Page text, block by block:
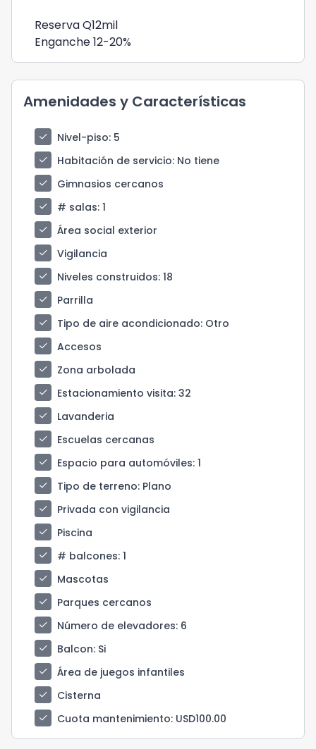
Reserva Q12mil
Enganche 12-20%
Amenidades y Características
check Nivel-piso: 5
check
Habitación de servicio: No tiene
check
Gimnasios cercanos
check
# salas: 1
check
Área social exterior
check
Vigilancia
check
Niveles construidos: 18
check
Parrilla
check
Tipo de aire acondicionado: Otro
check
Accesos
check
Zona arbolada
check
Estacionamiento visita: 32
check
Lavanderia
check
Escuelas cercanas
check
Espacio para automóviles: 1
check
Tipo de terreno: Plano
check
Privada con vigilancia
check
Piscina
check
# balcones: 1
check
Mascotas
check
Parques cercanos
check
Número de elevadores: 6
check
Balcon: Si
check
Área de juegos infantiles
check
Cisterna
check
Cuota mantenimiento: USD100.00